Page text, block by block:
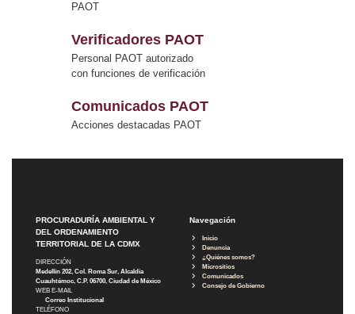
PAOT
Verificadores PAOT
Personal PAOT autorizado
con funciones de verificación
Comunicados PAOT
Acciones destacadas PAOT
PROCURADURÍA AMBIENTAL Y
DEL ORDENAMIENTO
TERRITORIAL DE LA CDMX
DIRECCIÓN
Medellín 202, Col. Roma Sur, Alcaldía
Cuauhtémoc, C.P. 06700, Ciudad de México
WEB E-MAIL
Correo Institucional
TELÉFONO
Navegación
Inicio
Denuncia
¿Quiénes somos?
Micrositios
Comunicados
Consejo de Gobierno